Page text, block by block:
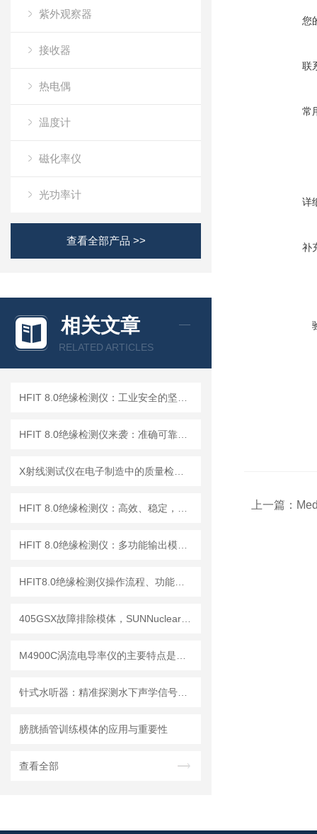
紫外观察器
接收器
热电偶
温度计
磁化率仪
光功率计
查看全部产品 >>
相关文章
RELATED ARTICLES
膀胱插管训练模体的应用与重要性
查看全部
您
联
常
详
补
上一篇：